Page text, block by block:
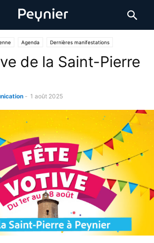
Agenda Dernières manifestations
Fêtes
de la Saint-Pierre
- 1 août 2025